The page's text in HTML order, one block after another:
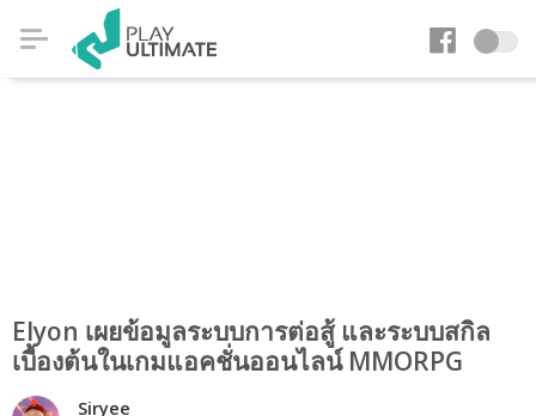
Elyon เผยข้อมูลระบบการต่อสู้ และระบบสกิล
เบื้องต้นในเกมแอคชั่นออนไลน์ MMORPG
Siryee